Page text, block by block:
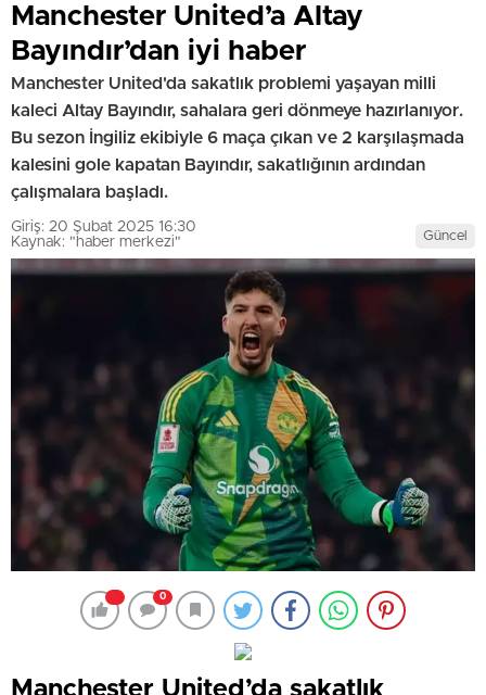
Manchester United’a Altay
Bayındır’dan iyi haber
Manchester United'da sakatlık problemi yaşayan milli
kaleci Altay Bayındır, sahalara geri dönmeye hazırlanıyor.
Bu sezon İngiliz ekibiyle 6 maça çıkan ve 2 karşılaşmada
kalesini gole kapatan Bayındır, sakatlığının ardından
çalışmalara başladı.
Giriş: 20 Şubat 2025 16:30
Kaynak: "haber merkezi"
Güncel
0
Manchester United’da sakatlık